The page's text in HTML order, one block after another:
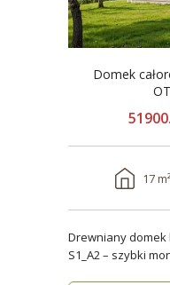
Domek
17 m²
Drewniany
S1_A2 – szybki